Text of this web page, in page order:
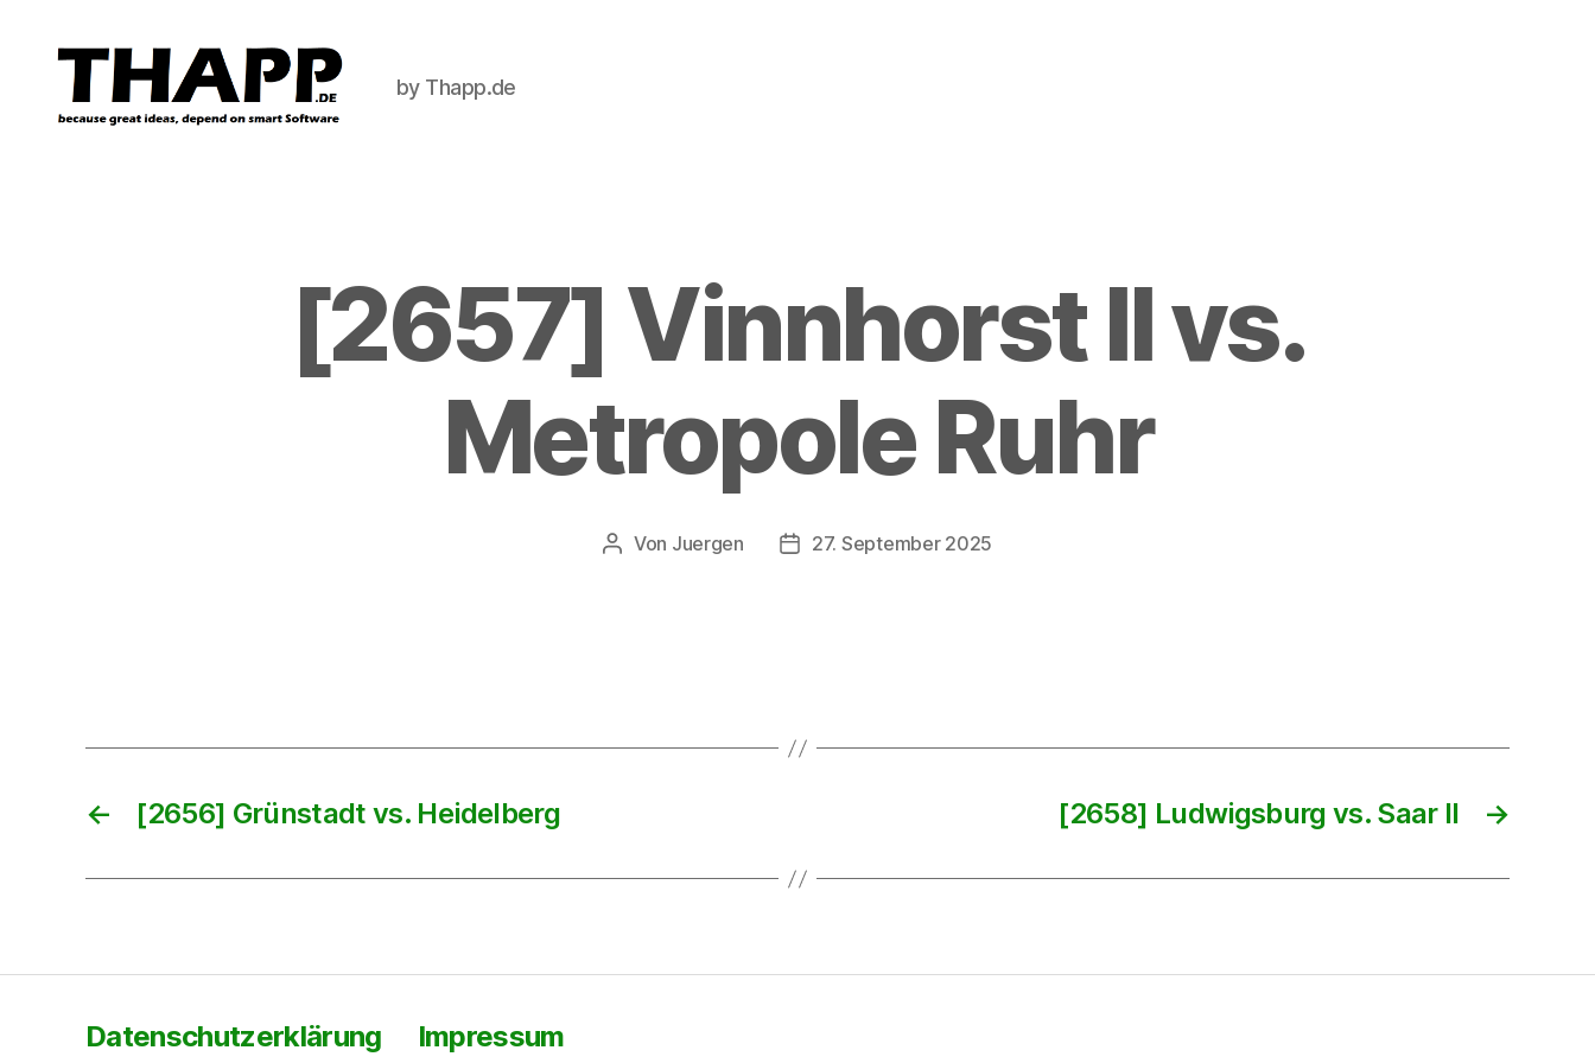
by Thapp.de
[2657] Vinnhorst II vs.
Metropole Ruhr
Beitragsautor
Von Juergen Beitragsdatum
27. September 2025
← [2656] Grünstadt vs. Heidelberg →
[2658] Ludwigsburg vs. Saar II
Datenschutzerklärung Impressum